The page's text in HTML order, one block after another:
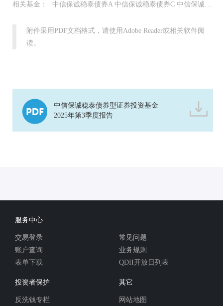
相关基金： 中信保诚稳泰债券A 中信保诚稳泰债券C 中信保诚稳泰债券D
附件采用PDF文档格式，请使用Adobe Reader或相关软件阅
读。
中信保诚稳泰债券型证券投资基金
2025年第3季度报告
服务中心
交易登录
账户查询
表单下载
常见问题
业务规则
QDII开放日列表
投资者保护
反洗钱专栏
其它
网站地图